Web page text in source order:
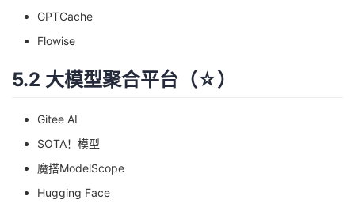
GPTCache
Flowise
5.2 大模型聚合平台（☆）
Gitee AI
SOTA！模型
魔搭ModelScope
Hugging Face